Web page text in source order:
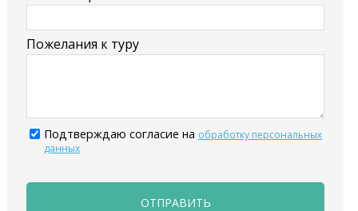
Пожелания к туру
Подтверждаю согласие на обработку персональных
данных
ОТПРАВИТЬ